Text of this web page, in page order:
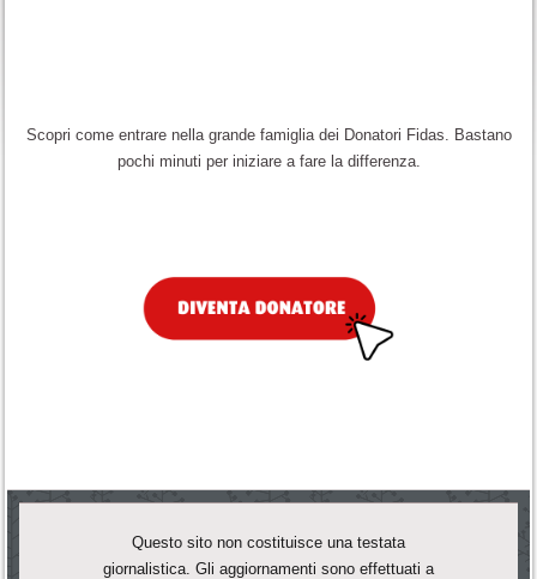
Scopri come entrare nella grande famiglia dei Donatori Fidas. Bastano
pochi minuti per iniziare a fare la differenza.
Questo sito non costituisce una testata
giornalistica. Gli aggiornamenti sono effettuati a